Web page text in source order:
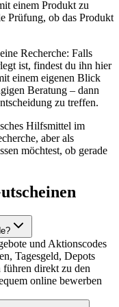
einem Produkt zu
Prüfung, ob das Produkt
Recherche: Falls
ist, findest du ihn hier
einem eigenen Blick
Beratung – dann
zu treffen.
Hilfsmittel im
aber als
möchtest, ob gerade
und Aktionscodes
Tagesgeld, Depots
direkt zu den
online bewerben